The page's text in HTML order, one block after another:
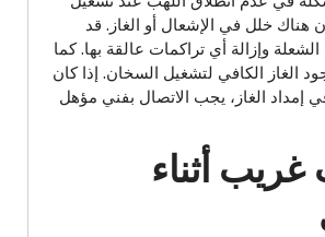
هناك خلل في الإشعال أو الغاز. قد
وإزالة أي تراكمات عالقة بها. كما
الغاز الكافي لتشغيل السخان. إذا كان
إمداد الغاز، يجب الاتصال بفني مؤهل
أثناء